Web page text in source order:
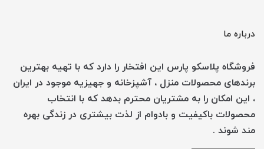
درباره ما
فروشگاه پلاسکو پارس این افتخار را دارد که با تهیه بهترین
برندهای محصولات منزل ، آشپزخانه و جهیزیه موجود در ایران
، این امکان را به مشتریان محترم بدهد که با انتخاب
محصولات باکیفیت و بادوام از لذت بیشتری در زندگی بهره
مند شوند .